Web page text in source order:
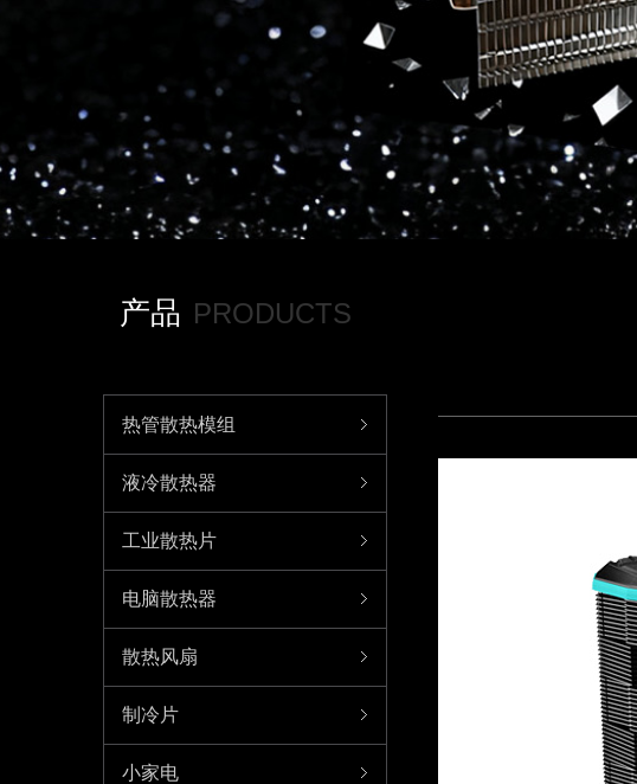
产品 PRODUCTS
热管散热模组
液冷散热器
工业散热片
电脑散热器
散热风扇
制冷片
小家电